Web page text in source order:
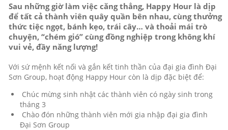
Sau những giờ làm việc căng thẳng, Happy Hour là dịp
để tất cả thành viên quây quần bên nhau, cùng thưởng
thức tiệc ngọt, bánh kẹo, trái cây… và thoải mái trò
chuyện, “chém gió” cùng đồng nghiệp trong không khí
vui vẻ, đầy năng lượng!
Với sứ mệnh kết nối và gắn kết tinh thần của đại gia đình Đại
Sơn Group, hoạt động Happy Hour còn là dịp đặc biệt để:
Chúc mừng sinh nhật các thành viên có ngày sinh trong
tháng 3
Chào đón những thành viên mới gia nhập đại gia đình
Đại Sơn Group